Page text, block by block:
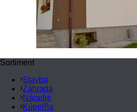
Sortiment
Stavba
Záhrada
Náradie
Kúpeľňa